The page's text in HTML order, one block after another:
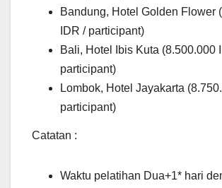
Bandung, Hotel Golden Flower
IDR / participant)
Bali, Hotel Ibis Kuta (8.500.000
participant)
Lombok, Hotel Jayakarta
participant)
Catatan :
Waktu pelatihan Dua+1* hari